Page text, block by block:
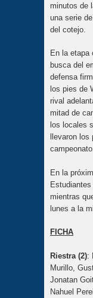
minutos de
una serie
del cotejo.
En la
busca del
defensa
los pies de
rival
mitad de
los locales
llevaron
En la
Estudiantes
mientras
lunes a la
FICHA
Riestra (2):
Murillo,
Jonatan
Nahuel